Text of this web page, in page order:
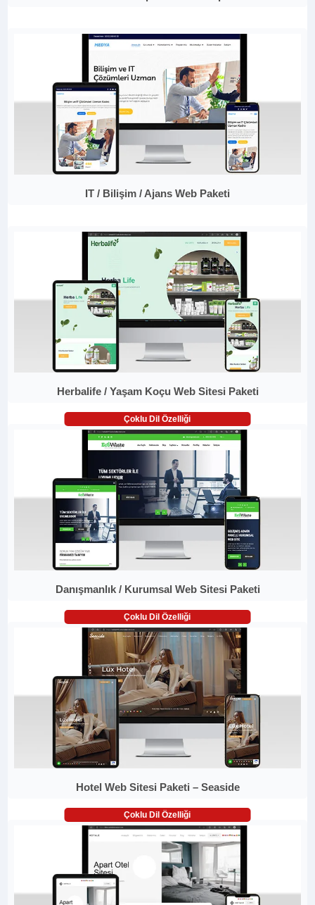
IT / Bilişim / Ajans Web Paketi
Herbalife / Yaşam Koçu Web Sitesi Paketi
Çoklu Dil Özelliği
Danışmanlık / Kurumsal Web Sitesi Paketi
Çoklu Dil Özelliği
Hotel Web Sitesi Paketi – Seaside
Çoklu Dil Özelliği